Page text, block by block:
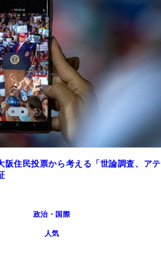
阪住民投票から考える「世論調査、アテ
政治・国際
人気